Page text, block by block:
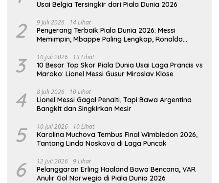
Usai Belgia Tersingkir dari Piala Dunia 2026
2 9 Juli 2026 14 Lihat
Penyerang Terbaik Piala Dunia 2026: Messi
Memimpin, Mbappe Paling Lengkap, Ronaldo
3 10 Juli 2026 13 Lihat
10 Besar Top Skor Piala Dunia Usai Laga Prancis vs
Maroko: Lionel Messi Gusur Miroslav Klose
4 8 Juli 2026 10 Lihat
Lionel Messi Gagal Penalti, Tapi Bawa Argentina
Bangkit dan Singkirkan Mesir
5 10 Juli 2026 10 Lihat
Karolina Muchova Tembus Final Wimbledon 2026,
Tantang Linda Noskova di Laga Puncak
6 12 Juli 2026 9 Lihat
Pelanggaran Erling Haaland Bawa Bencana, VAR
Anulir Gol Norwegia di Piala Dunia 2026